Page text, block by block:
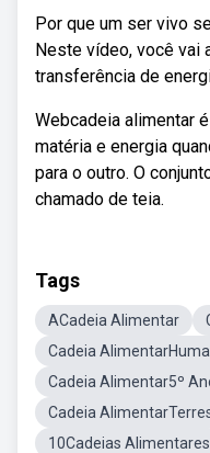
Por que um ser vivo
Neste vídeo, você vai
transferência de
Webcadeia alimentar
matéria e energia
para o outro. O
chamado de teia.
Tags
ACadeia Alimentar
Cadeia
Cadeia Alimentar5º
Cadeia
10Cadeias Alimentares